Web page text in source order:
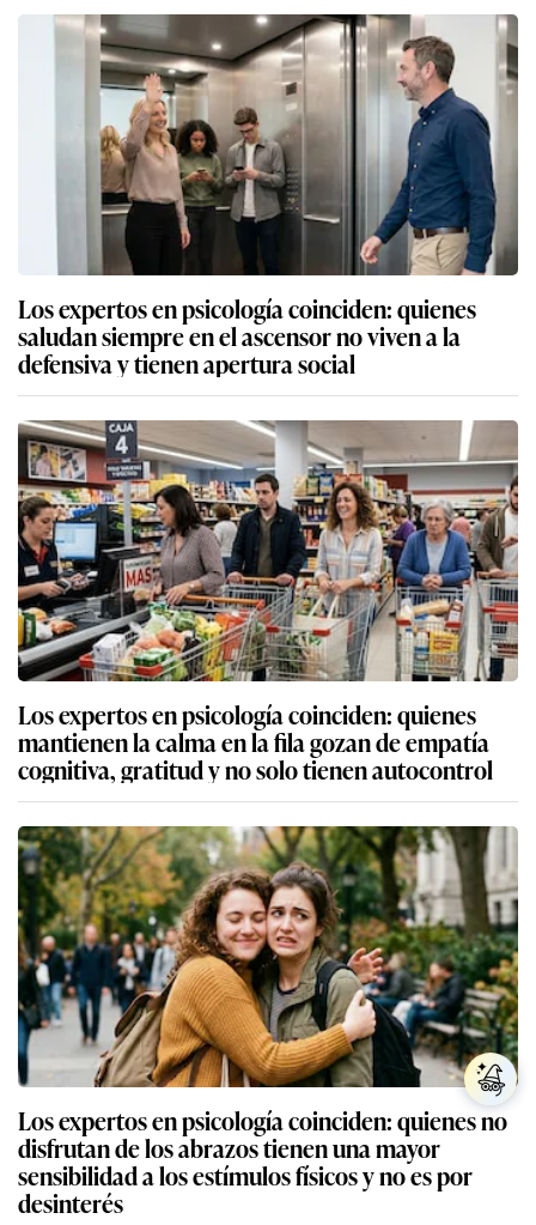
Los expertos en psicología coinciden: quienes
saludan siempre en el ascensor no viven a la
defensiva y tienen apertura social
Los expertos en psicología coinciden: quienes
mantienen la calma en la fila gozan de empatía
cognitiva, gratitud y no solo tienen autocontrol
Los expertos en psicología coinciden: quienes no
disfrutan de los abrazos tienen una mayor
sensibilidad a los estímulos físicos y no es por
desinterés